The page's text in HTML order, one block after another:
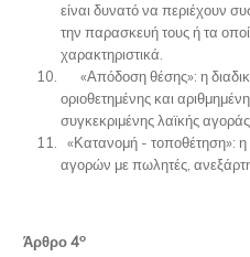
είναι δυνατό να περιέχουν
την παρασκευή τους ή τα
χαρακτηριστικά.
«Απόδοση θέσης»: η
οριοθετημένης και
συγκεκριμένης λαϊκής
«Κατανομή - τοποθέτηση»:
αγορών με πωλητές,
Άρθρο 4ο